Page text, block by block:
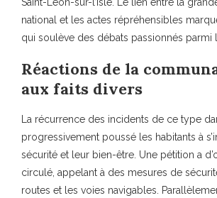
Saint-Léon-sur-l’Isle. Le lien entre la
national et les actes répréhensibles
qui soulève des débats passionnés parmi
Réactions de la
aux faits divers
La récurrence des incidents de ce type
progressivement poussé les habitants à
sécurité et leur bien-être. Une pétition a
circulé, appelant à des mesures de
routes et les voies navigables.